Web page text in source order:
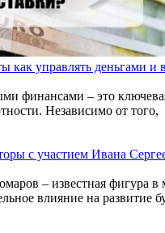
как управлять деньгами и
финансами – это
Независимо от того,
с участием Ивана
– известная фигура в
влияние на развитие